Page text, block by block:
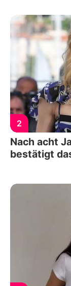
2
Nach acht
bestätigt